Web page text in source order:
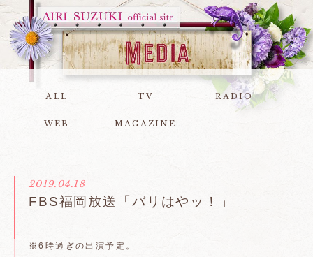
ALL TV RADIO
WEB MAGAZINE
2019.04.18
FBS福岡放送「バリはやッ！」
※6時過ぎの出演予定。